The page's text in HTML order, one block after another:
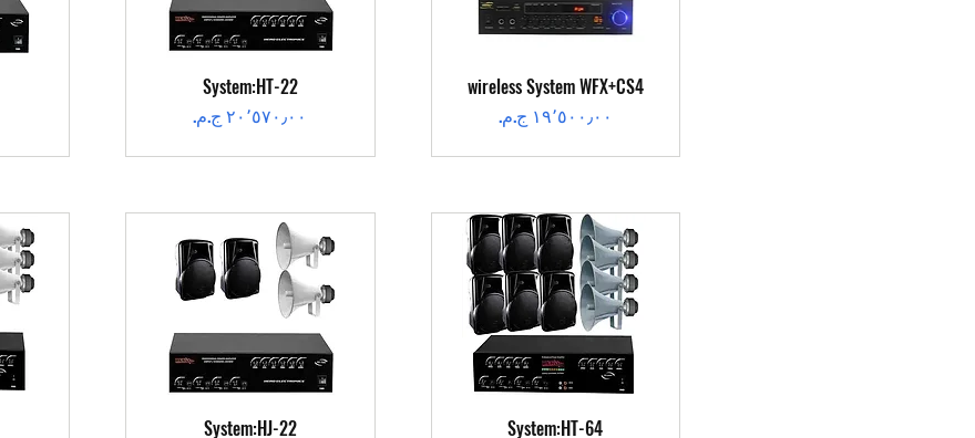
العرض السريع
wireless System WFX+CS4
السعر
العرض السريع
System:HT-22
السعر
العرض السريع
System:HT-64
العرض السريع
System:HJ-22